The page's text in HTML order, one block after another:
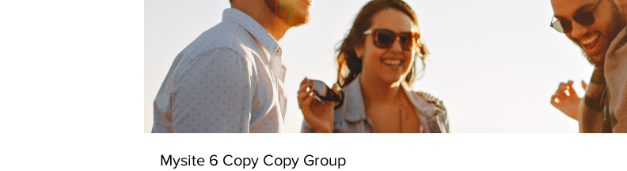
Mysite 6 Copy Copy Group